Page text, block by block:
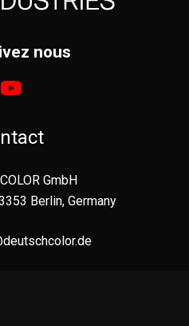
nous
GmbH
Berlin, Germany